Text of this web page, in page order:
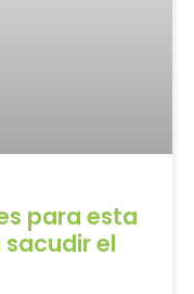
para esta
el